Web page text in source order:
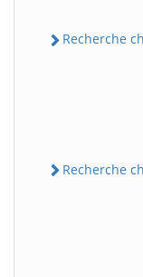
Recherche
Recherche